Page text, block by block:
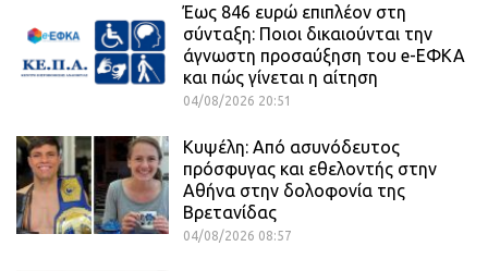
Έως 846 ευρώ επιπλέον στη
σύνταξη: Ποιοι δικαιούνται την
άγνωστη προσαύξηση του e-ΕΦΚΑ
και πώς γίνεται η αίτηση
04/08/2026 20:51
Κυψέλη: Από ασυνόδευτος
πρόσφυγας και εθελοντής στην
Αθήνα στην δολοφονία της
Βρετανίδας
04/08/2026 08:57